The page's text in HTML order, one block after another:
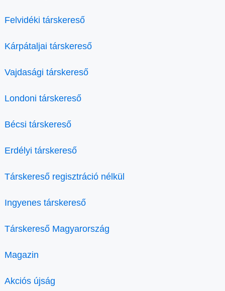
Felvidéki társkereső
Kárpátaljai társkereső
Vajdasági társkereső
Londoni társkereső
Bécsi társkereső
Erdélyi társkereső
Társkereső regisztráció nélkül
Ingyenes társkereső
Társkereső Magyarország
Magazin
Akciós újság